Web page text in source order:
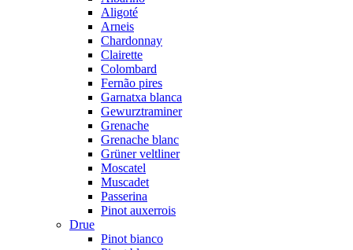
Aligoté
Arneis
Chardonnay
Clairette
Colombard
Fernão pires
Garnatxa blanca
Gewurztraminer
Grenache
Grenache blanc
Grüner veltliner
Moscatel
Muscadet
Passerina
Pinot auxerrois
Drue
Pinot bianco